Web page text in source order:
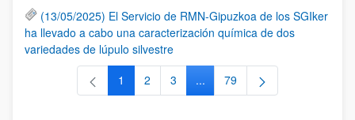
(13/05/2025) El Servicio de RMN-Gipuzkoa de los SGIker
ha llevado a cabo una caracterización química de dos
variedades de lúpulo silvestre
Página
1 Página
2 Página
3 ...Páginas intermedias Use TAB
Página
79